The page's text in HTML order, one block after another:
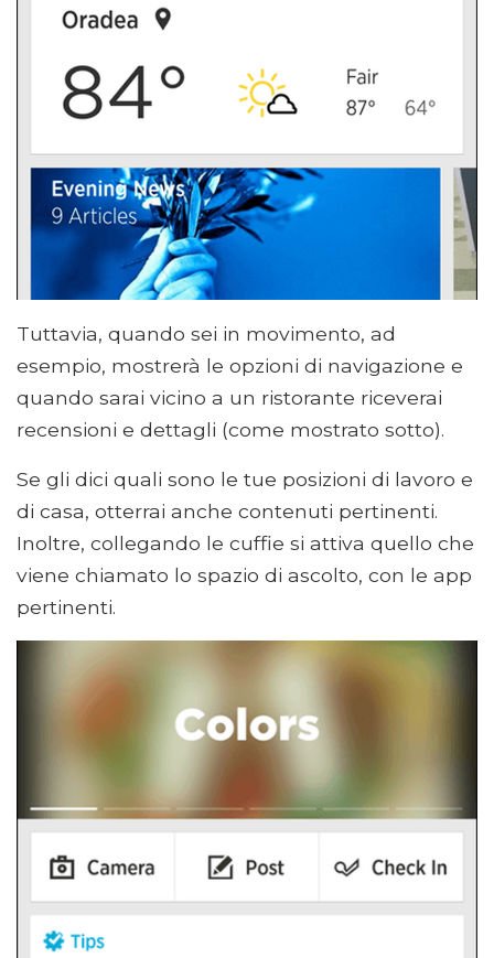
Tuttavia, quando sei in movimento, ad
esempio, mostrerà le opzioni di navigazione e
quando sarai vicino a un ristorante riceverai
recensioni e dettagli (come mostrato sotto).
Se gli dici quali sono le tue posizioni di lavoro e
di casa, otterrai anche contenuti pertinenti.
Inoltre, collegando le cuffie si attiva quello che
viene chiamato lo spazio di ascolto, con le app
pertinenti.